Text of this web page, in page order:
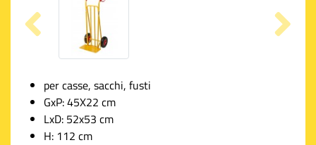
per casse, sacchi, fusti
GxP: 45X22 cm
LxD: 52x53 cm
H: 112 cm